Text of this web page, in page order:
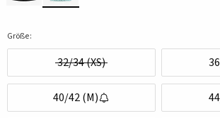
Größe:
32/34 (XS)
40/42 (M)